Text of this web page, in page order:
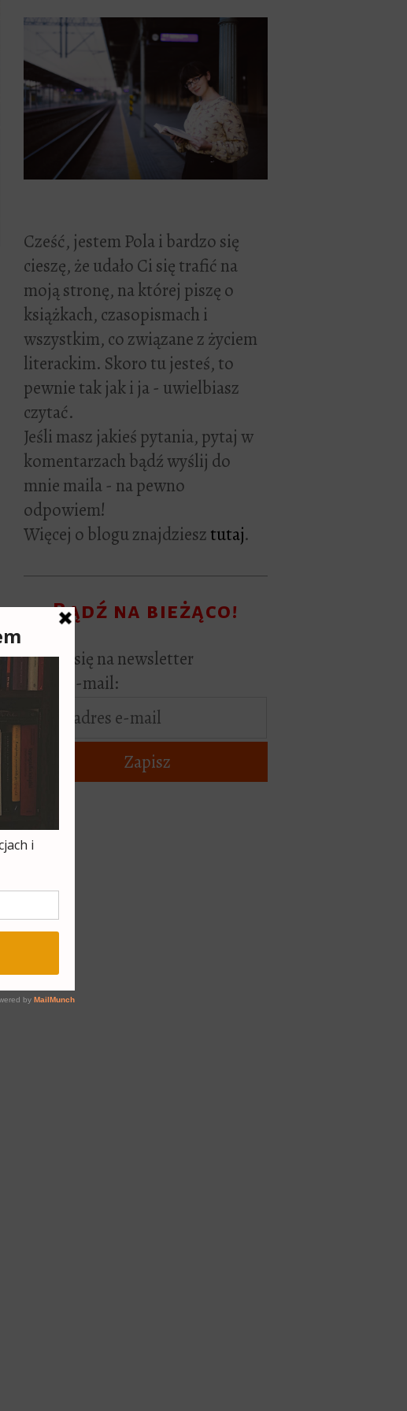
Cześć, jestem Pola i bardzo się
cieszę, że udało Ci się trafić na
moją stronę, na której piszę o
książkach, czasopismach i
wszystkim, co związane z życiem
literackim. Skoro tu jesteś, to
pewnie tak jak i ja - uwielbiasz
czytać.
Jeśli masz jakieś pytania, pytaj w
komentarzach bądź wyślij do
mnie maila - na pewno
odpowiem!
Więcej o blogu znajdziesztutaj.
Bądź na bieżąco!
Zapisz się na newsletter
Adres e-mail: